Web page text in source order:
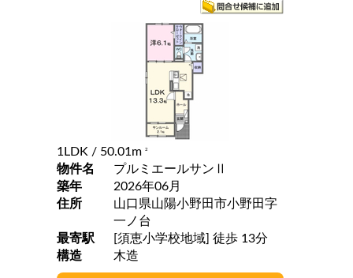
1LDK / 50.01m 2
物件名
プルミエールサンⅡ
築年
2026年06月
住所
山口県山陽小野田市小野田字
一ノ台
最寄駅
[須恵小学校地域] 徒歩 13分
構造
木造